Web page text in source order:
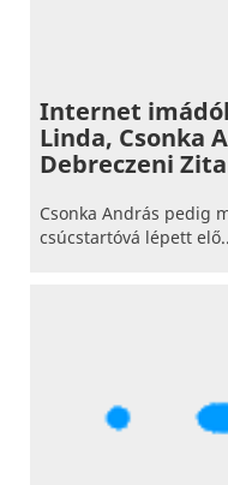
Internet
Linda, Csonka
Debreczeni Zita
Csonka András pedig
csúcstartóvá lépett